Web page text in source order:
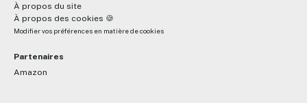
À propos du site
À propos des cookies 🍪
Modifier vos préférences en matière de cookies
Partenaires
Amazon